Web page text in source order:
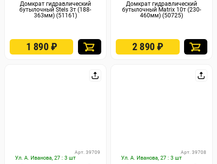
Домкрат гидравлический
бутылочный Stels 3т (188-
363мм) (51161)
1 890 ₽
Домкрат гидравлический
бутылочный Matrix 10т (230-
460мм) (50725)
2 890₽
Ул. А. Иванова, 27 : 3 шт
Арт. 39709
Ул. А. Иванова, 27 : 3 шт
Арт. 39708